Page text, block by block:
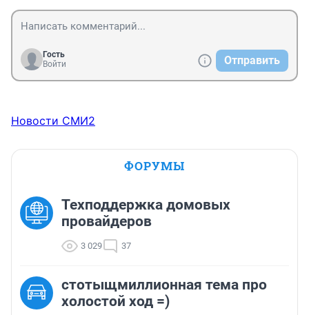
Гость
Войти
Отправить
Новости СМИ2
ФОРУМЫ
Техподдержка домовых
провайдеров
3 029 37
стотыщмиллионная тема про
холостой ход =)